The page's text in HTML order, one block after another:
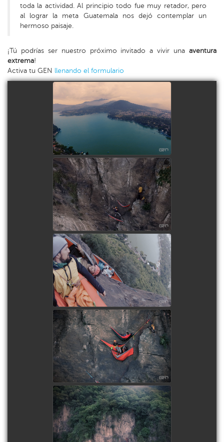
toda la actividad. Al principio todo fue muy retador, pero
al lograr la meta Guatemala nos dejó contemplar un
hermoso paisaje.
¡Tú podrías ser nuestro próximo invitado a vivir una aventura
extrema!
Activa tu GEN llenando el formulario
VISTA DEL LAGO DE
AMATITLÁN
ESCALANDO EL PEÑÓN
ver imagen
DESPERTANDO EN EL
PEÑÓN
ver imagen
DESCANSANDO EN EL
PEÑÓN, AMATITLÁN
ver imagen
EL PEÑÓN, AMATITLÁN
ver imagen